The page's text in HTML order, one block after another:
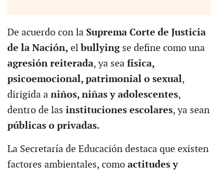
De acuerdo con la Suprema Corte de Justicia
de la Nación, elbullyingse define como una
agresión reiterada, ya sea física,
psicoemocional, patrimonial o sexual,
dirigida a niños, niñas y adolescentes,
dentro de las instituciones escolares, ya sean
públicas o privadas.
La Secretaría de Educación destaca que existen
factores ambientales, como actitudes y